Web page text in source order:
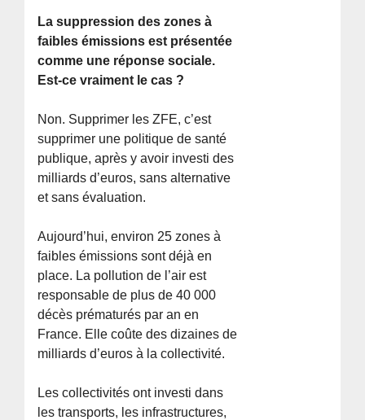
La suppression des zones à
faibles émissions est présentée
comme une réponse sociale.
Est-ce vraiment le cas ?
Non. Supprimer les ZFE, c’est
supprimer une politique de santé
publique, après y avoir investi des
milliards d’euros, sans alternative
et sans évaluation.
Aujourd’hui, environ 25 zones à
faibles émissions sont déjà en
place. La pollution de l’air est
responsable de plus de 40 000
décès prématurés par an en
France. Elle coûte des dizaines de
milliards d’euros à la collectivité.
Les collectivités ont investi dans
les transports, les infrastructures,